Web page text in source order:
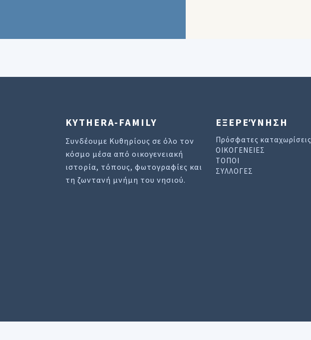
KYTHERA-FAMILY
Συνδέουμε Κυθηρίους σε όλο τον
κόσμο μέσα από οικογενειακή
ιστορία, τόπους, φωτογραφίες και
τη ζωντανή μνήμη του νησιού.
ΕΞΕΡΕΎΝΗΣΗ
Πρόσφατες καταχωρίσεις
ΟΙΚΟΓΕΝΕΙΕΣ
ΤΟΠΟΙ
ΣΥΛΛΟΓΕΣ